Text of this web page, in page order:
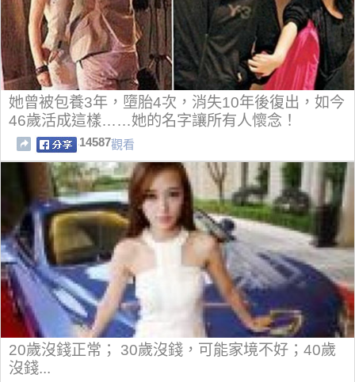
她曾被包養3年，墮胎4次，消失10年後復出，如今
46歲活成這樣……她的名字讓所有人懷念！
14587觀看
20歲沒錢正常； 30歲沒錢，可能家境不好；40歲
沒錢...